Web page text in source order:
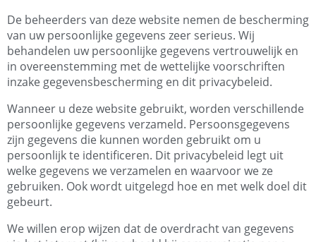
De beheerders van deze website nemen de bescherming
van uw persoonlijke gegevens zeer serieus. Wij
behandelen uw persoonlijke gegevens vertrouwelijk en
in overeenstemming met de wettelijke voorschriften
inzake gegevensbescherming en dit privacybeleid.
Wanneer u deze website gebruikt, worden verschillende
persoonlijke gegevens verzameld. Persoonsgegevens
zijn gegevens die kunnen worden gebruikt om u
persoonlijk te identificeren. Dit privacybeleid legt uit
welke gegevens we verzamelen en waarvoor we ze
gebruiken. Ook wordt uitgelegd hoe en met welk doel dit
gebeurt.
We willen erop wijzen dat de overdracht van gegevens